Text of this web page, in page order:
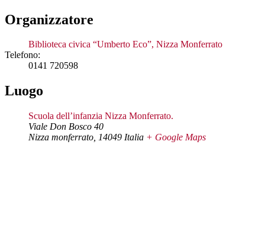
Organizzatore
Biblioteca civica “Umberto Eco”, Nizza Monferrato
Telefono:
0141 720598
Luogo
Scuola dell’infanzia Nizza Monferrato.
Viale Don Bosco 40
Nizza monferrato 14049 Italia + Google Maps